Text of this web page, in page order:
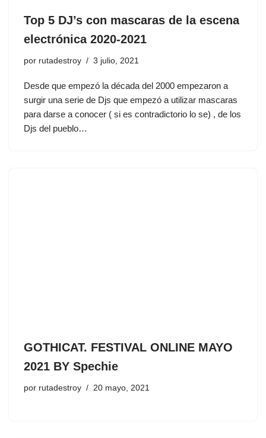
Top 5 DJ’s con mascaras de la escena
electrónica 2020-2021
por rutadestroy 3 julio, 2021
Desde que empezó la década del 2000 empezaron a
surgir una serie de Djs que empezó a utilizar mascaras
para darse a conocer ( si es contradictorio lo se) , de los
Djs del pueblo…
GOTHICAT. FESTIVAL ONLINE MAYO
2021 BY Spechie
por rutadestroy 20 mayo, 2021